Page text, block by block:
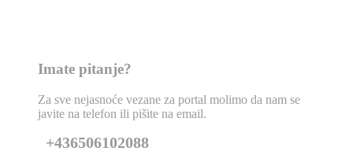
Imate pitanje?
Za sve nejasnoće vezane za portal molimo da nam se
javite na telefon ili pišite na email.
+436506102088